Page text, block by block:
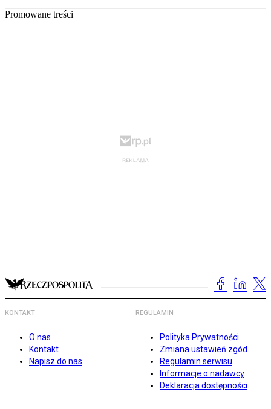
Promowane treści
KONTAKT
O nas
Kontakt
Napisz do nas
REGULAMIN
Polityka Prywatności
Zmiana ustawień zgód
Regulamin serwisu
Informacje o nadawcy
Deklaracja dostępności